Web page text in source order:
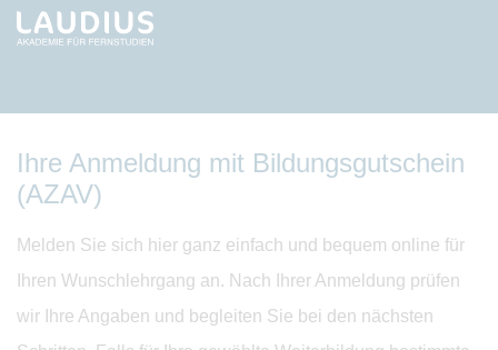
Ihre Anmeldung mit Bildungsgutschein
(AZAV)
Melden Sie sich hier ganz einfach und bequem online für
Ihren Wunschlehrgang an. Nach Ihrer Anmeldung prüfen
wir Ihre Angaben und begleiten Sie bei den nächsten